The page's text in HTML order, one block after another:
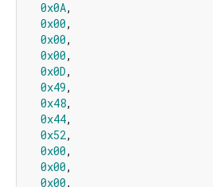
0x0A,
0x00,
0x00,
0x00,
0x0D,
0x49,
0x48,
0x44,
0x52,
0x00,
0x00,
0x00,